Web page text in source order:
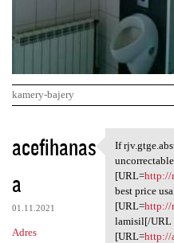
kamery-bajery
K
o
m
e
n
acefihanas
a
01.11.2021
Adres
If
If
[URL=http://
best price
[URL=http://
lamisil[/URL
[URL=http://